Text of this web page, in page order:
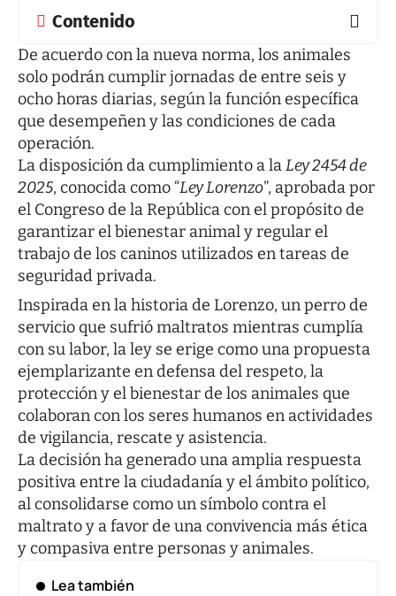
Contenido
De acuerdo con la nueva norma, los animales
solo podrán cumplir jornadas de entre seis y
ocho horas diarias, según la función específica
que desempeñen y las condiciones de cada
operación.
La disposición da cumplimiento a laLey 2454 de
2025, conocida como “Ley Lorenzo”, aprobada por
el Congreso de la República con el propósito de
garantizar el bienestar animal y regular el
trabajo de los caninos utilizados en tareas de
seguridad privada.
Inspirada en la historia de Lorenzo, un perro de
servicio que sufrió maltratos mientras cumplía
con su labor, la ley se erige como una propuesta
ejemplarizante en defensa del respeto, la
protección y el bienestar de los animales que
colaboran con los seres humanos en actividades
de vigilancia, rescate y asistencia.
La decisión ha generado una amplia respuesta
positiva entre la ciudadanía y el ámbito político,
al consolidarse como un símbolo contra el
maltrato y a favor de una convivencia más ética
y compasiva entre personas y animales.
Lea también